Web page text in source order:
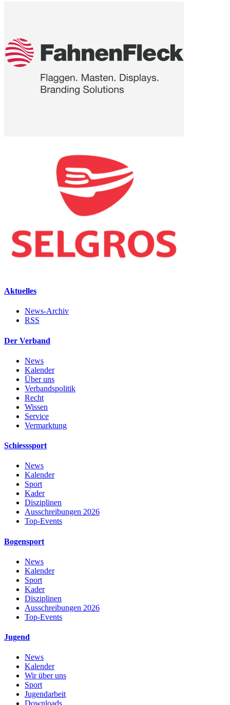
Aktuelles
News-Archiv
RSS
Der Verband
News
Kalender
Über uns
Verbandspolitik
Recht
Wissen
Service
Vermarktung
Schiesssport
News
Kalender
Sport
Kader
Disziplinen
Ausschreibungen 2026
Top-Events
Bogensport
News
Kalender
Sport
Kader
Disziplinen
Ausschreibungen 2026
Top-Events
Jugend
News
Kalender
Wir über uns
Sport
Jugendarbeit